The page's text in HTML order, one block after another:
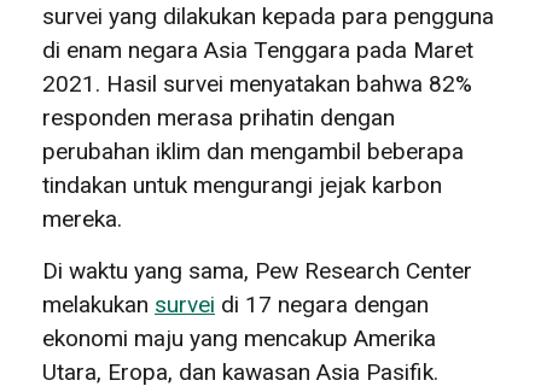
survei yang dilakukan kepada para pengguna
di enam negara Asia Tenggara pada Maret
2021. Hasil survei menyatakan bahwa 82%
responden merasa prihatin dengan
perubahan iklim dan mengambil beberapa
tindakan untuk mengurangi jejak karbon
mereka.
Di waktu yang sama, Pew Research Center
melakukan survei di 17 negara dengan
ekonomi maju yang mencakup Amerika
Utara, Eropa, dan kawasan Asia Pasifik.